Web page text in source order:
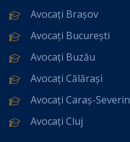
Avocați Brașov
Avocați București
Avocați Buzău
Avocați Călărași
Avocați Caraș-Severin
Avocați Cluj